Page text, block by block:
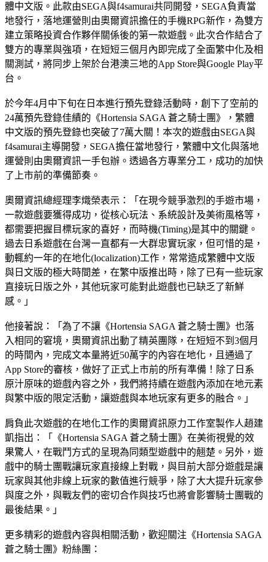
體中文版。此款由SEGA與f4samurai共同開發，SEGA負責當
地發行，落地運營則由奧爾資訊擔任的手機RPG新作，為雙方
建立策略投資合作夥伴關係後的第一款遊戲。此次合作結合了
雙方的專業與強項，在短短三個月內即完成了全面繁中化及相
關測試，將同步上架於台港澳三地的App Store與Google Play平
台。
於今年4月中下旬在日本進行預先登錄活動時，創下了空前的
24萬預先登錄佳績的《Hortensia SAGA 蒼之騎士團》，繁體
中文版的預先登錄也突破了7萬大關！本次的遊戲由SEGA與
f4samurai主導開發，SEGA擔任當地發行，繁體中文化與落地
運營則由奧爾資訊一手包辦。透過各方專業分工，成功的加快
了上市前的準備節奏。
奧爾資訊總經理李熾榮表示：「在現今競爭激烈的手遊市場，
一款遊戲要獲得成功，從核心玩法、系統設計及美術風格等，
都需要把握目標玩家的喜好，而時機(Timing)是其中的關鍵。
過去日系遊戲在台灣一直都有一大群忠實玩家，但可惜的是，
動輒約一年的在地化(localization)工作，常常造成繁體中文版
與日文版的極大時間差，在繁中版推出時，除了已有一些玩家
直接玩日版之外，其他玩家可能對此遊戲也已缺乏了新鮮
感。」
他接著說：「為了不讓《Hortensia SAGA 蒼之騎士團》也落
入相同的窘境，奧爾資訊出動了精英團隊，在短短不到3個月
的時間內，完成文本量將近50萬字的內容在地化，且通過了
App Store的審核，做好了正式上市前的所有準備！除了日系
原汁原味的遊戲內容之外，我們將持續在遊戲內添加在地元素
與繁中版的限定活動，讓遊戲與本地玩家有更多的融合。」
肩負此次遊戲的在地化工作的奧爾資訊原力工作室製作人趙建
凱指出：「《Hortensia SAGA 蒼之騎士團》在美術視覺的效
果驚人，在戰鬥方式的呈現為同類型遊戲中的翹楚。另外，遊
戲中的騎士團戰讓玩家直接線上對戰，與目前大部分遊戲是讓
玩家與其他非線上玩家的數值進行競爭，除了大大提升玩家參
與度之外，與戰友們的密切合作與技巧也將會影響騎士團戰的
最後結果。」
更多精彩的遊戲內容與相關活動，歡迎關注《Hortensia SAGA
蒼之騎士團》粉絲團：